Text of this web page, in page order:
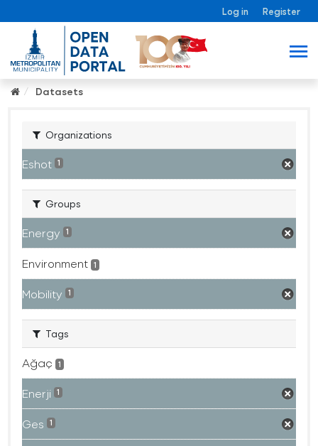
Log in Register
Datasets
Organizations
Eshot 1
Groups
Energy 1
Environment 1
Mobility 1
Tags
Ağaç 1
Enerji 1
Ges 1